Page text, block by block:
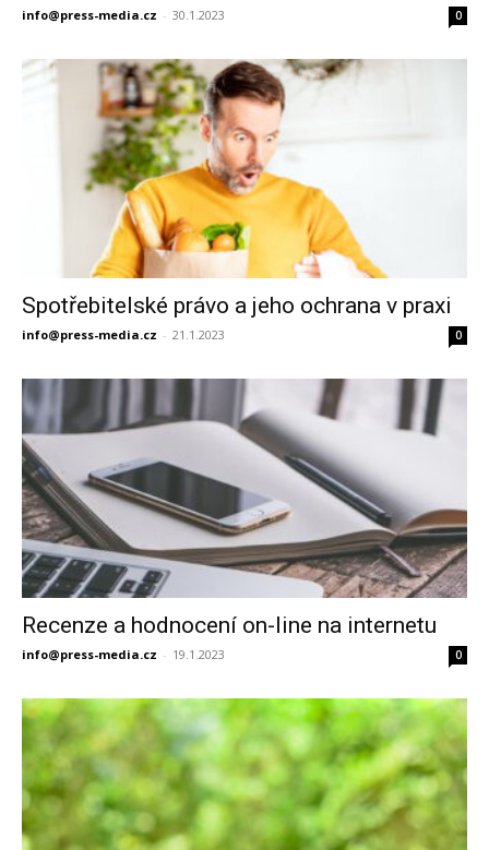
info@press-media.cz - 30.1.2023 0
Spotřebitelské právo a jeho ochrana v praxi
info@press-media.cz - 21.1.2023 0
Recenze a hodnocení on-line na internetu
info@press-media.cz - 19.1.2023 0